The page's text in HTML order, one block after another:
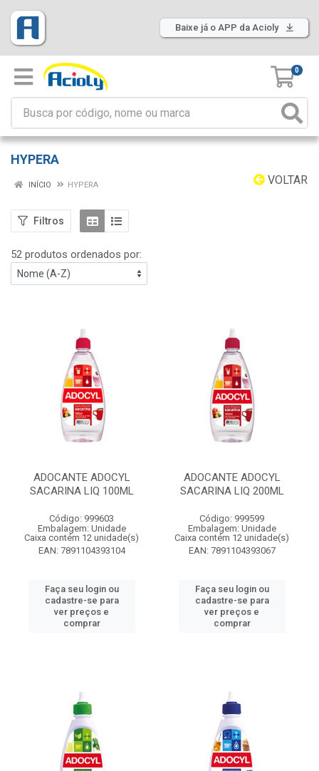
Baixe já o APP da Acioly
0
HYPERA
VOLTAR
INÍCIO HYPERA
Filtros
52 produtos ordenados por:
ADOCANTE ADOCYL
SACARINA LIQ 100ML
Código: 999603
Embalagem: Unidade
Caixa contém 12 unidade(s)
EAN: 7891104393104
Faça seu login ou
cadastre-se para
ver preços e
comprar
ADOCANTE ADOCYL
SACARINA LIQ 200ML
Código: 999599
Embalagem: Unidade
Caixa contém 12 unidade(s)
EAN: 7891104393067
Faça seu login ou
cadastre-se para
ver preços e
comprar